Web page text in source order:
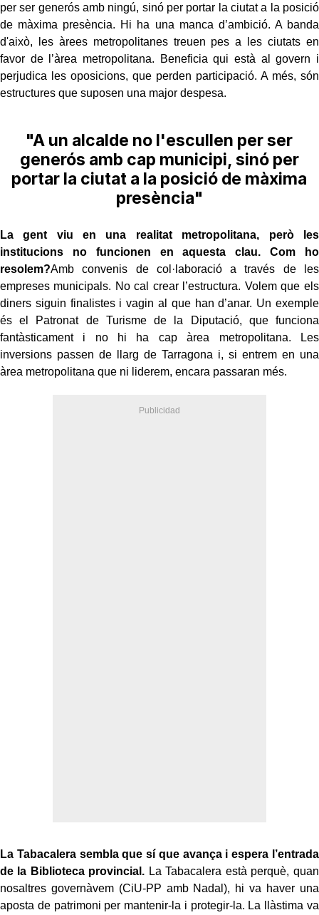
per ser generós amb ningú, sinó per portar la ciutat a la posició
de màxima presència. Hi ha una manca d’ambició. A banda
d'això, les àrees metropolitanes treuen pes a les ciutats en
favor de l’àrea metropolitana. Beneficia qui està al govern i
perjudica les oposicions, que perden participació. A més, són
estructures que suposen una major despesa.
"A un alcalde no l'escullen per ser
generós amb cap municipi, sinó per
portar la ciutat a la posició de màxima
presència"
La gent viu en una realitat metropolitana, però les
institucions no funcionen en aquesta clau. Com ho
resolem?Amb convenis de col·laboració a través de les
empreses municipals. No cal crear l’estructura. Volem que els
diners siguin finalistes i vagin al que han d’anar. Un exemple
és el Patronat de Turisme de la Diputació, que funciona
fantàsticament i no hi ha cap àrea metropolitana. Les
inversions passen de llarg de Tarragona i, si entrem en una
àrea metropolitana que ni liderem, encara passaran més.
La Tabacalera sembla que sí que avança i espera l’entrada
de la Biblioteca provincial. La Tabacalera està perquè, quan
nosaltres governàvem (CiU-PP amb Nadal), hi va haver una
aposta de patrimoni per mantenir-la i protegir-la. La llàstima va